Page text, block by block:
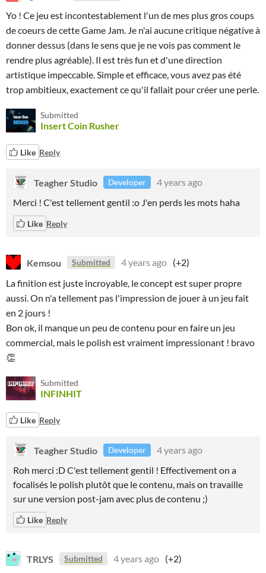
Yo ! Ce jeu est incontestablement l'un de mes plus gros coups
de coeurs de cette Game Jam. Je n'ai aucune critique négative à
donner dessus (dans le sens que je ne vois pas comment le
rendre plus agréable). Il est très fun et d'une direction
artistique impeccable. Simple et efficace, vous avez pas été
trop ambitieux, exactement ce qu'il fallait pour créer une perle.
Submitted
Insert Coin Rusher
Like Reply
Teagher Studio Developer
4 years ago
Merci ! C'est tellement gentil :o J'en perds les mots haha
Like Reply
Kemsou Submitted 4 years ago (+2)
La finition est juste incroyable, le concept est super propre
aussi. On n'a tellement pas l'impression de jouer à un jeu fait
en 2 jours !
Bon ok, il manque un peu de contenu pour en faire un jeu
commercial, mais le polish est vraiment impressionant ! bravo
👏
Submitted
INFINHIT
Like Reply
Teagher Studio Developer
4 years ago
Roh merci :D C'est tellement gentil ! Effectivement on a
focalisés le polish plutôt que le contenu, mais on travaille
sur une version post-jam avec plus de contenu ;)
Like Reply
TRLYS Submitted 4 years ago (+2)